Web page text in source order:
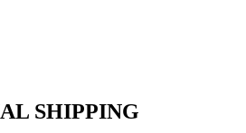
SHIPPING